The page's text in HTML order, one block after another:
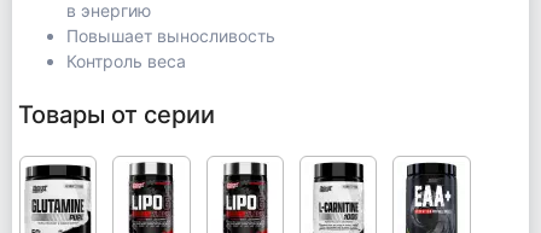
в энергию
Повышает выносливость
Контроль веса
Товары от серии